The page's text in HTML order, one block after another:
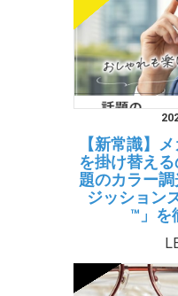
【新常識】
を掛け替え
題のカラー
ジッション
™」を